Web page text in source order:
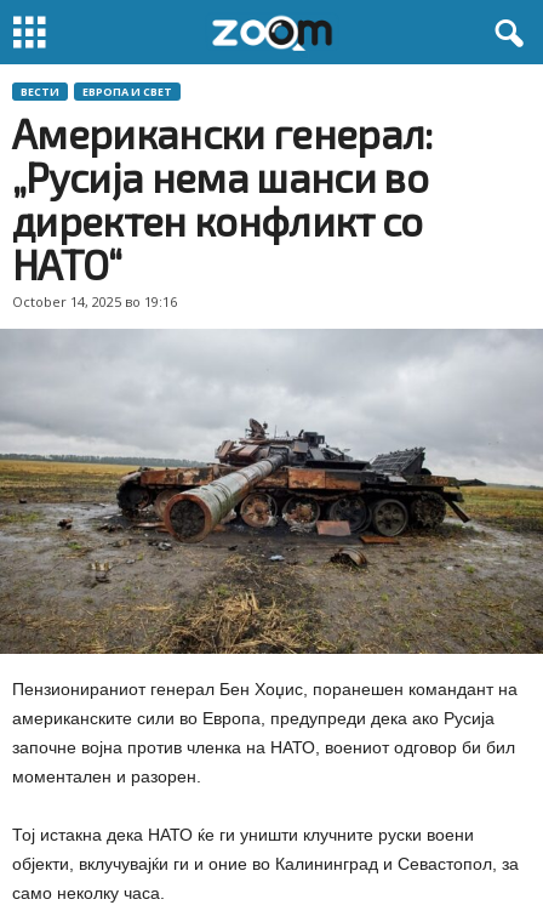
ВЕСТИ ЕВРОПА И СВЕТ
Американски генерал:
„Русија нема шанси во
директен конфликт со
НАТО“
October 14, 2025 во 19:16
Пензионираниот генерал Бен Хоџис, поранешен командант на
американските сили во Европа, предупреди дека ако Русија
започне војна против членка на НАТО, воениот одговор би бил
моментален и разорен.
Тој истакна дека НАТО ќе ги уништи клучните руски воени
објекти, вклучувајќи ги и оние во Калининград и Севастопол, за
само неколку часа.